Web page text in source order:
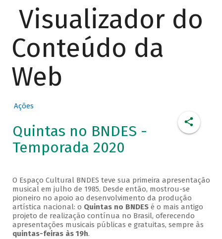
Visualizador do
Conteúdo da
Web
Ações
Quintas no BNDES -
Temporada 2020
O Espaço Cultural BNDES teve sua primeira apresentação
musical em julho de 1985. Desde então, mostrou-se
pioneiro no apoio ao desenvolvimento da produção
artística nacional: o Quintas no BNDESé o mais antigo
projeto de realização contínua no Brasil, oferecendo
apresentações musicais públicas e gratuitas, sempre às
quintas-feiras às 19h.